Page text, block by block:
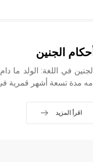
أحكام الجنين
في اللغة: الولد ما
مدة تسعة أشهر قمرية
اقرأ المزيد